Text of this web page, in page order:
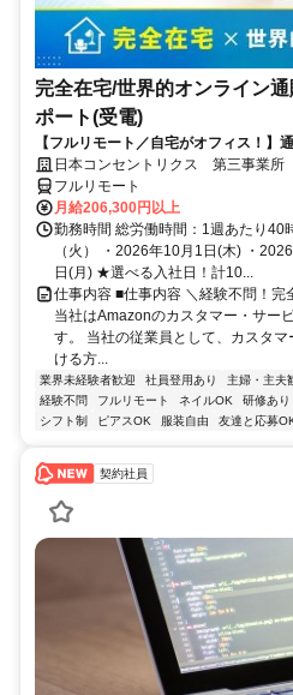
完全在宅/世界的オンライン
ポート(受電)
【フルリモート／自宅がオフィス！
ト研修・フォロー充実で在宅でも安心
日本コンセントリクス 第三事業所
フルリモート
月給206,300円以上
勤務時間 総労働時間：1週あたり40
（火） ・2026年10月1日(木) ・
日(月) ★選べる入社日！計10...
仕事内容 ■仕事内容 ＼経験不問！完
当社はAmazonのカスタマー・サー
す。 当社の従業員として、カスタ
ける方...
業界未経験者歓迎 社員登用あり 主婦・主夫
経験不問
フルリモート ネイルOK 研修あり
シフト制
ピアスOK 服装自由 友達と応募
契約社員